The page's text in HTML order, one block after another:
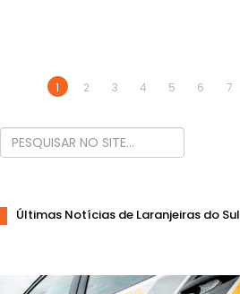
1 2 3 4 5 6 7
Últimas Notícias de Laranjeiras do Sul